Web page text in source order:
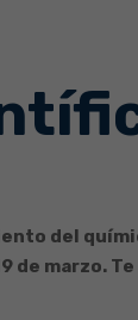
del
de marzo. Te